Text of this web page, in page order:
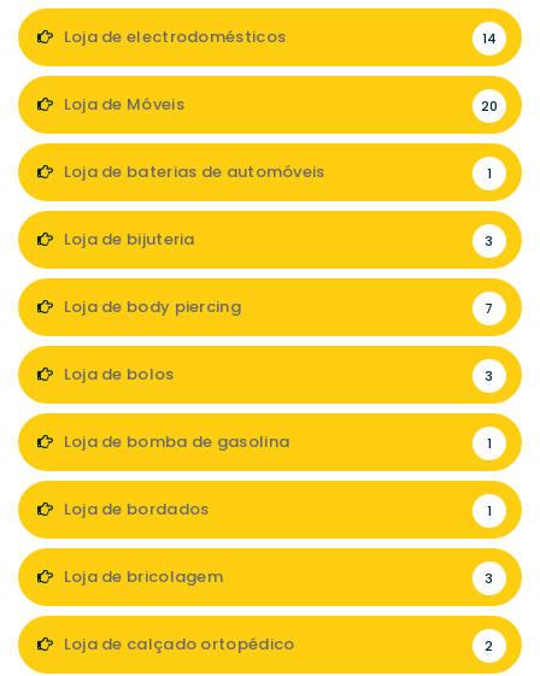
Loja de electrodomésticos 14
Loja de Móveis 20
Loja de baterias de automóveis 1
Loja de bijuteria 3
Loja de body piercing 7
Loja de bolos 3
Loja de bomba de gasolina 1
Loja de bordados 1
Loja de bricolagem 3
Loja de calçado ortopédico 2